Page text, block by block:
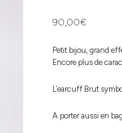
Prix de vente
90,00€
Petit bijou, grand
Encore plus de
L’earcuff Brut
A porter aussi en